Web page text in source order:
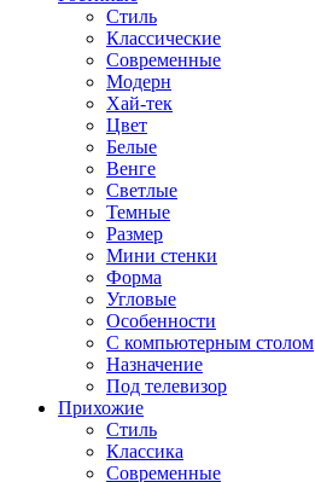
Стиль
Классические
Современные
Модерн
Хай-тек
Цвет
Белые
Венге
Светлые
Темные
Размер
Мини стенки
Форма
Угловые
Особенности
С компьютерным столом
Назначение
Под телевизор
Прихожие
Стиль
Классика
Современные